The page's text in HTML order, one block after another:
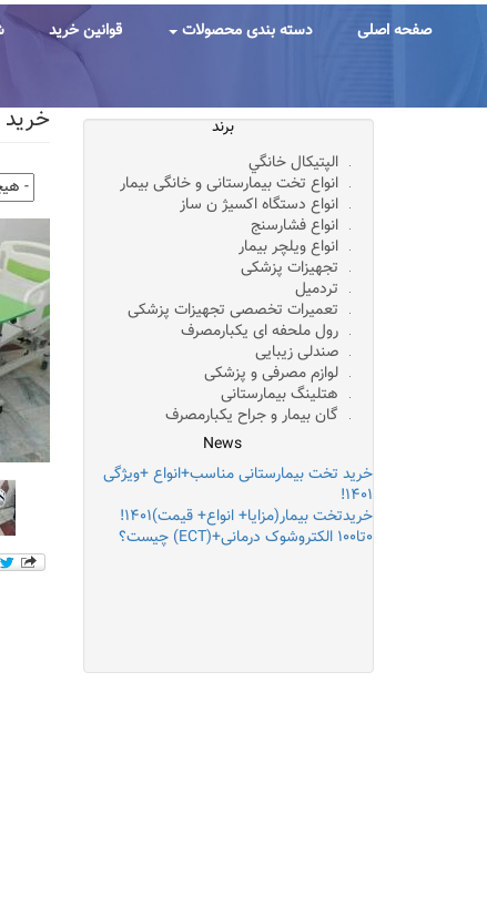
رفتن
صفحه اصلی دسته بندی محصولات قوانین خرید
برند
الپتيکال خانگي
انواع تخت بیمارستانی و خانگی بیمار
انواع دستگاه اکسیژ ن ساز
انواع فشارسنج
انواع ویلچر بیمار
تجهیزات پزشکی
تردمیل
تعمیرات تخصصی تجهیزات پزشکی
رول ملحفه ای یکبارمصرف
صندلی زیبایی
لوازم مصرفی و پزشکی
هتلینگ بیمارستانی
گان بیمار و جراح یکبارمصرف
News
خرید تخت بیمارستانی مناسب+انواع +ویژگی
۱۴۰۱!
خریدتخت بیمار(مزایا+ انواع+ قیمت)۱۴۰۱!
۰تا۱۰۰ الکتروشوک درمانی+(ECT) چیست؟